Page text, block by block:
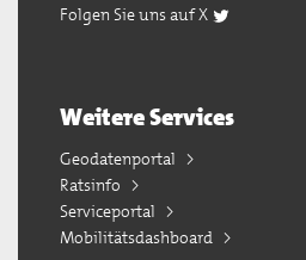
Folgen Sie uns auf X
Weitere Services
Geodatenportal
Ratsinfo
Serviceportal
Mobilitätsdashboard